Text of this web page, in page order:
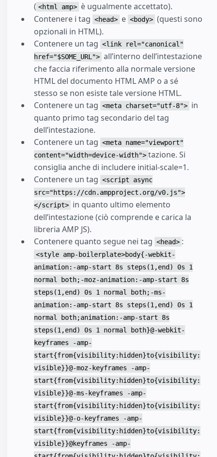
( <html amp> è ugualmente accettato).
Contenere i tag <head> e <body> (questi sono
opzionali in HTML).
Contenere un tag <link rel="canonical"
href="$SOME_URL"> all’interno dell’intestazione
che faccia riferimento alla normale versione
HTML del documento HTML AMP o a sé
stesso se non esiste tale versione HTML.
Contenere un tag <meta charset="utf-8"> in
quanto primo tag secondario del tag
dell’intestazione.
Contenere un tag <meta name="viewport"
content="width=device-width"> tazione. Si
consiglia anche di includere initial-scale=1.
Contenere un tag <script async
src="https://cdn.ampproject.org/v0.js">
</script> in quanto ultimo elemento
dell’intestazione (ciò comprende e carica la
libreria AMP JS).
Contenere quanto segue nei tag <head> :
<style amp-boilerplate>body{-webkit-
animation:-amp-start 8s steps(1,end) 0s 1
normal both;-moz-animation:-amp-start 8s
steps(1,end) 0s 1 normal both;-ms-
animation:-amp-start 8s steps(1,end) 0s 1
normal both;animation:-amp-start 8s
steps(1,end) 0s 1 normal both}@-webkit-
keyframes -amp-
start{from{visibility:hidden}to{visibility:
visible}}@-moz-keyframes -amp-
start{from{visibility:hidden}to{visibility:
visible}}@-ms-keyframes -amp-
start{from{visibility:hidden}to{visibility:
visible}}@-o-keyframes -amp-
start{from{visibility:hidden}to{visibility:
visible}}@keyframes -amp-